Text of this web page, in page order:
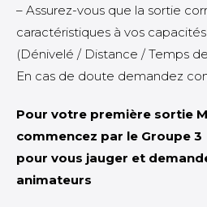
– Assurez-vous que la sortie
caractéristiques à vos capacités
(Dénivelé / Distance / Temps
En cas de doute demandez
Pour votre première sortie
commencez par le Groupe 3
pour vous jauger et
animateurs